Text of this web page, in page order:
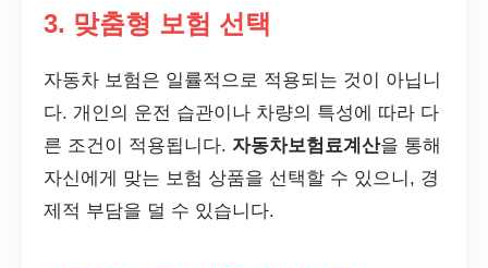
3. 맞춤형 보험 선택
자동차 보험은 일률적으로 적용되는 것이 아닙니
다. 개인의 운전 습관이나 차량의 특성에 따라 다
른 조건이 적용됩니다. 자동차보험료계산을 통해
자신에게 맞는 보험 상품을 선택할 수 있으니, 경
제적 부담을 덜 수 있습니다.